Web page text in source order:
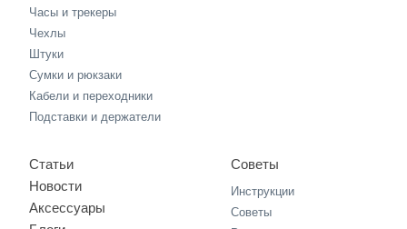
Часы и трекеры
Чехлы
Штуки
Сумки и рюкзаки
Кабели и переходники
Подставки и держатели
Статьи
Новости
Аксессуары
Советы
Инструкции
Советы